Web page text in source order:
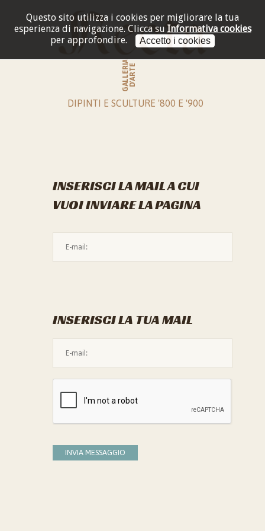
Questo sito utilizza i cookies per migliorare la tua
esperienza di navigazione. Clicca su Informativa cookies
per approfondire.
Accetto i cookies
GALLERIAD'ARTE
DIPINTI E SCULTURE '800 E '900
INSERISCI LA MAIL A CUI
VUOI INVIARE LA PAGINA
INSERISCI LA TUA MAIL
INVIA MESSAGGIO